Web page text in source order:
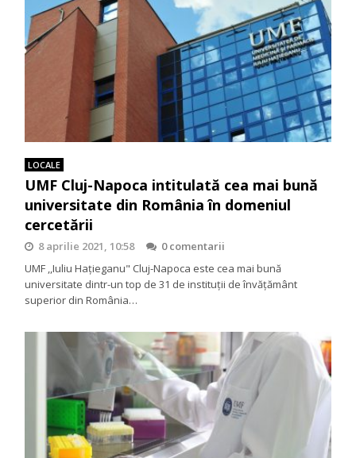
LOCALE
UMF Cluj-Napoca intitulată cea mai bună
universitate din România în domeniul
cercetării
8 aprilie 2021, 10:58
0 comentarii
UMF ,,Iuliu Hațieganu" Cluj-Napoca este cea mai bună
universitate dintr-un top de 31 de instituții de învățământ
superior din România…